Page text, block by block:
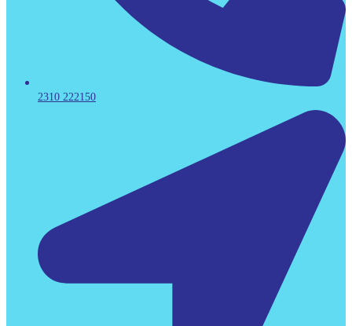
2310 222150